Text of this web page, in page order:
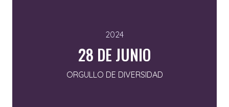
2024
28 DE JUNIO
ORGULLO DE DIVERSIDAD